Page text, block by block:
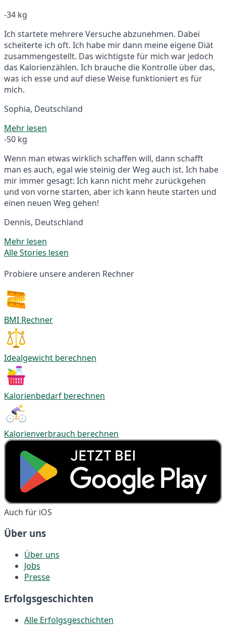
-34 kg
Ich startete mehrere Versuche abzunehmen. Dabei
scheiterte ich oft. Ich habe mir dann meine eigene Diät
zusammengestellt. Das wichtigste für mich war jedoch
das Kalorienzählen. Ich brauche die Kontrolle über das,
was ich esse und auf diese Weise funktioniert es für
mich.
Sophia, Deutschland
Mehr lesen
-50 kg
Wenn man etwas wirklich schaffen will, dann schafft
man es auch, egal wie steinig der Weg auch ist. Ich habe
mir immer gesagt: Ich kann nicht mehr zurückgehen
und von vorne starten, aber ich kann heute starten und
einen neuen Weg gehen!
Dennis, Deutschland
Mehr lesen
Alle Stories lesen
Probiere unsere anderen Rechner
BMI Rechner
Idealgewicht berechnen
Kalorienbedarf berechnen
Kalorienverbrauch berechnen
Auch für iOS
Über uns
Über uns
Jobs
Presse
Erfolgsgeschichten
Alle Erfolgsgeschichten